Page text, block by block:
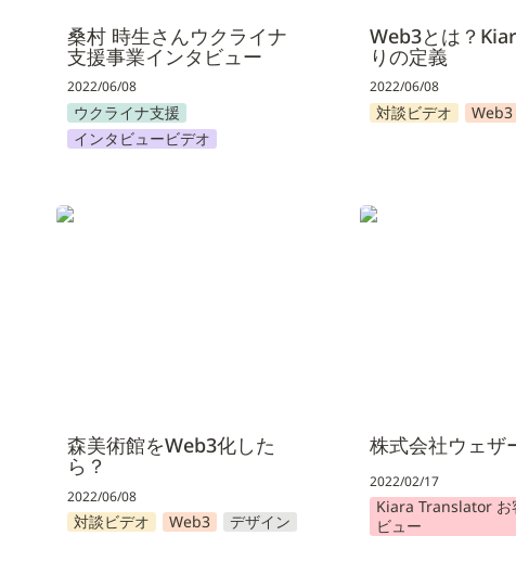
桑村 時生さんウクライナ
支援事業インタビュー
2022/06/08
ウクライナ支援
インタビュービデオ
Web3とは？
りの定義
2022/06/08
対談ビデオ Web3
森美術館をWeb3化したら？
森美術館をWeb3化した
ら？
2022/06/08
対談ビデオ Web3 デザイン
株式会社ウェザーニ
株式会社ウェザ
2022/02/17
Kiara Translator お
ビュー